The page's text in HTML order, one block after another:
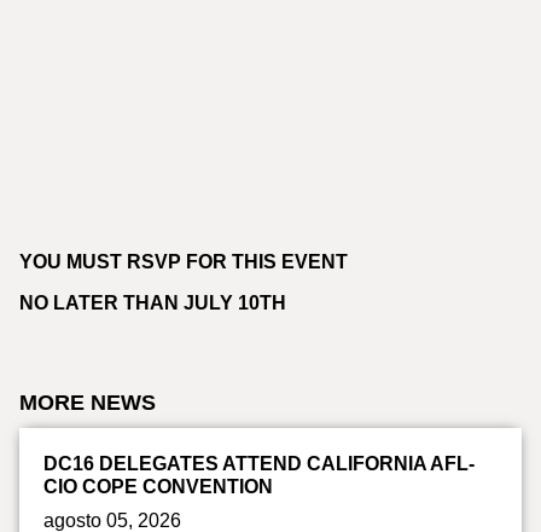
YOU MUST RSVP FOR THIS EVENT
NO LATER THAN JULY 10TH
MORE NEWS
DC16 DELEGATES ATTEND CALIFORNIA AFL-
CIO COPE CONVENTION
agosto 05, 2026